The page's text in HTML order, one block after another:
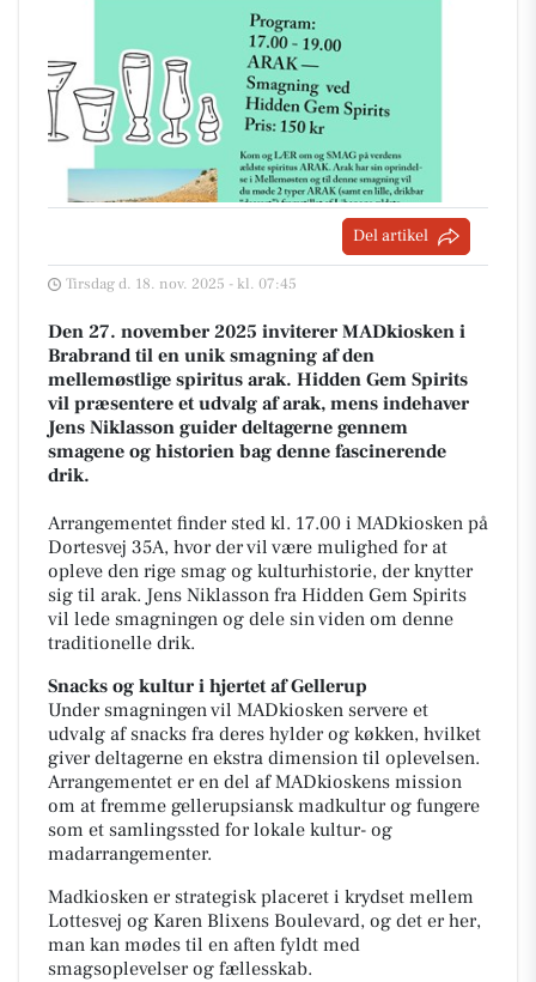
Del artikel
Tirsdag d. 18. nov. 2025 - kl. 07:45
Den 27. november 2025 inviterer MADkiosken i
Brabrand til en unik smagning af den
mellemøstlige spiritus arak. Hidden Gem Spirits
vil præsentere et udvalg af arak, mens indehaver
Jens Niklasson guider deltagerne gennem
smagene og historien bag denne fascinerende
drik.
Arrangementet finder sted kl. 17.00 i MADkiosken på
Dortesvej 35A, hvor der vil være mulighed for at
opleve den rige smag og kulturhistorie, der knytter
sig til arak. Jens Niklasson fra Hidden Gem Spirits
vil lede smagningen og dele sin viden om denne
traditionelle drik.
Snacks og kultur i hjertet af Gellerup
Under smagningen vil MADkiosken servere et
udvalg af snacks fra deres hylder og køkken, hvilket
giver deltagerne en ekstra dimension til oplevelsen.
Arrangementet er en del af MADkioskens mission
om at fremme gellerupsiansk madkultur og fungere
som et samlingssted for lokale kultur- og
madarrangementer.
Madkiosken er strategisk placeret i krydset mellem
Lottesvej og Karen Blixens Boulevard, og det er her,
man kan mødes til en aften fyldt med
smagsoplevelser og fællesskab.